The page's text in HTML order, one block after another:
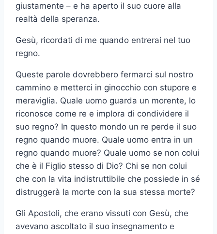
giustamente – e ha aperto il suo cuore alla
realtà della speranza.
Gesù, ricordati di me quando entrerai nel tuo
regno.
Queste parole dovrebbero fermarci sul nostro
cammino e metterci in ginocchio con stupore e
meraviglia. Quale uomo guarda un morente, lo
riconosce come re e implora di condividere il
suo regno? In questo mondo un re perde il suo
regno quando muore. Quale uomo entra in un
regno quando muore? Quale uomo se non colui
che è il Figlio stesso di Dio? Chi se non colui
che con la vita indistruttibile che possiede in sé
distruggerà la morte con la sua stessa morte?
Gli Apostoli, che erano vissuti con Gesù, che
avevano ascoltato il suo insegnamento e